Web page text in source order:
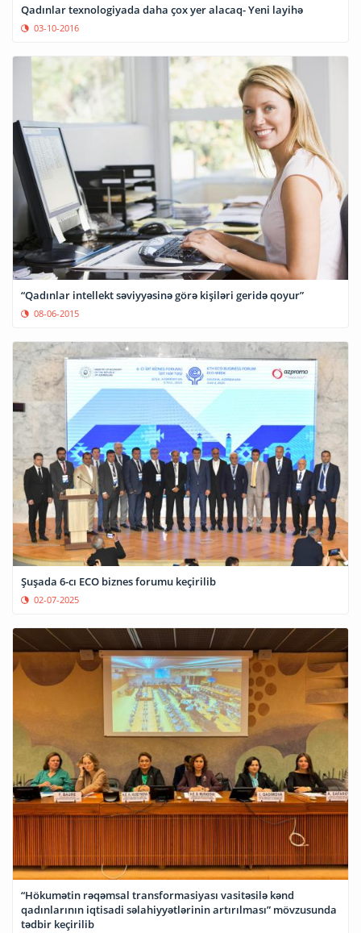
Qadınlar texnologiyada daha çox yer alacaq- Yeni layihə
03-10-2016
“Qadınlar intellekt səviyyəsinə görə kişiləri geridə qoyur”
08-06-2015
Şuşada 6-cı ECO biznes forumu keçirilib
02-07-2025
“Hökumətin rəqəmsal transformasiyası vasitəsilə kənd
qadınlarının iqtisadi səlahiyyətlərinin artırılması” mövzusunda
tədbir keçirilib